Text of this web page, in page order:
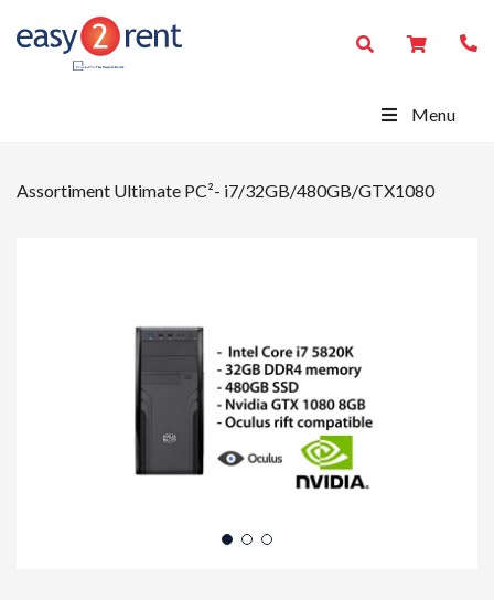
Menu
Assortiment Ultimate PC²- i7/32GB/480GB/GTX1080